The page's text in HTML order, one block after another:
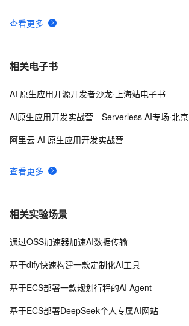
查看更多
相关电子书
查看更多
AI 原生应用开源开发者沙龙·上海站电子书
AI原生应用开发实战营—Serverless AI专场·北京
阿里云 AI 原生应用开发实战营
相关实验场景
通过OSS加速器加速AI数据传输
基于dify快速构建一款定制化AI工具
基于ECS部署一款规划行程的AI Agent
基于ECS部署DeepSeek个人专属AI网站